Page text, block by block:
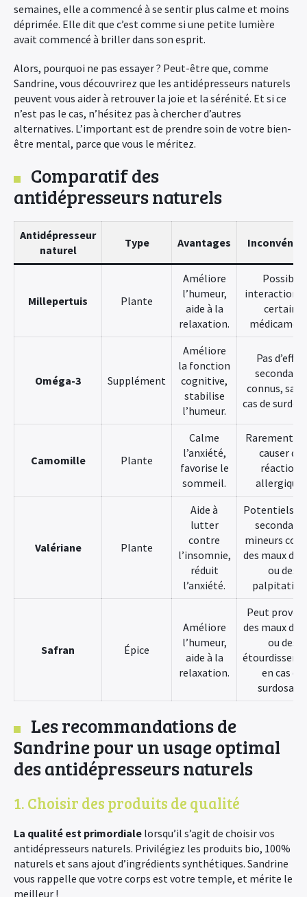
semaines, elle a commencé à se sentir plus calme et moins
déprimée. Elle dit que c’est comme si une petite lumière
avait commencé à briller dans son esprit.
Alors, pourquoi ne pas essayer ? Peut-être que, comme
Sandrine, vous découvrirez que les antidépresseurs naturels
peuvent vous aider à retrouver la joie et la sérénité. Et si ce
n’est pas le cas, n’hésitez pas à chercher d’autres
alternatives. L’important est de prendre soin de votre bien-
être mental, parce que vous le méritez.
Comparatif des
antidépresseurs naturels
Antidépresseur
naturel
Type Avantages
Millepertuis Plante
Améliore
l’humeur,
aide à la
relaxation.
Possible
interaction
certains
Oméga-3 Supplément
Améliore
la fonction
cognitive,
stabilise
l’humeur.
Pas
connus, sauf
cas de
Camomille Plante
Calme
l’anxiété,
favorise le
sommeil.
Rarement,
causer des
réactions
Valériane Plante
Aide à
lutter
contre
l’insomnie,
réduit
l’anxiété.
Potentiels
mineurs
des maux de
ou des
Safran Épice
Améliore
l’humeur,
aide à la
relaxation.
Peut
des maux de
ou des
en cas de
surdosage.
Les recommandations de
Sandrine pour un usage optimal
des antidépresseurs naturels
1. Choisir des produits de qualité
La qualité est primordiale lorsqu’il s’agit de choisir vos
antidépresseurs naturels. Privilégiez les produits bio, 100%
naturels et sans ajout d’ingrédients synthétiques. Sandrine
vous rappelle que votre corps est votre temple, et mérite le
meilleur !